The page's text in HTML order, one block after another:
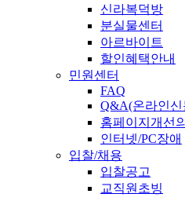
신라복덕방
분실물센터
아르바이트
할인혜택안내
민원센터
FAQ
Q&A(온라인신
홈페이지개선
인터넷/PC장애
입찰/채용
입찰공고
교직원초빙